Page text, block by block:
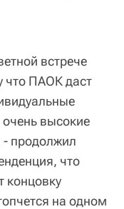
встрече
что ПАОК даст
высокие
- продолжил
что
концовку
на одном